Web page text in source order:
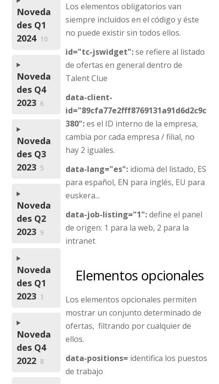
Los elementos obligatorios van
siempre incluidos en el código y éste
no puede existir sin todos ellos.
id="tc-jswidget":se refiere al listado
de ofertas en general dentro de
Talent Clue
data-client-
id="89cfa77e2fff8769131a91d6d2c9c
380":es el ID interno de la empresa,
cambia por cada empresa / filial, no
hay 2 iguales.
data-lang="es": idioma del listado, ES
para español, EN para inglés, EU para
euskera...
data-job-listing="1":define el panel
de origen: 1 para la web, 2 para la
intranet
Elementos opcionales
Los elementos opcionales permiten
mostrar un conjunto determinado de
ofertas, filtrando por cualquier de
ellos.
data-positions= identifica los puestos
de trabajo
Noveda
des Q1
2024 10
Noveda
des Q4
2023 6
Noveda
des Q3
2023 5
Noveda
des Q2
2023 9
Noveda
des Q1
2023 1
Noveda
des Q4
2022 8